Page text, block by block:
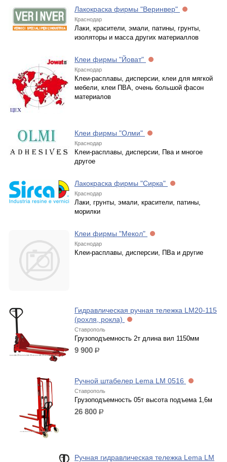
Лакокраска фирмы "Веринвер"
Краснодар
Лаки, красители, эмали, патины, грунты,
изоляторы и масса других материаллов
Клеи фирмы "Йоват"
Краснодар
Клеи-расплавы, дисперсии, клеи для мягкой
мебели, клеи ПВА, очень большой фасон
материалов
Клеи фирмы "Олми"
Краснодар
Клеи-расплавы, дисперсии, Пва и многое
другое
Лакокраска фирмы "Сирка"
Краснодар
Лаки, грунты, эмали, красители, патины,
морилки
Клеи фирмы "Мекол"
Краснодар
Клеи-расплавы, дисперсии, ПВа и другие
Гидравлическая ручная тележка LM20-115
(рохля, рокла)
Ставрополь
Грузоподъемность 2т длина вил 1150мм
9 900 р.
Ручной штабелер Lema LM 0516
Ставрополь
Грузоподъемность 05т высота подъема 1,6м
26 800 р.
Ручная гидравлическая тележка Lema LM